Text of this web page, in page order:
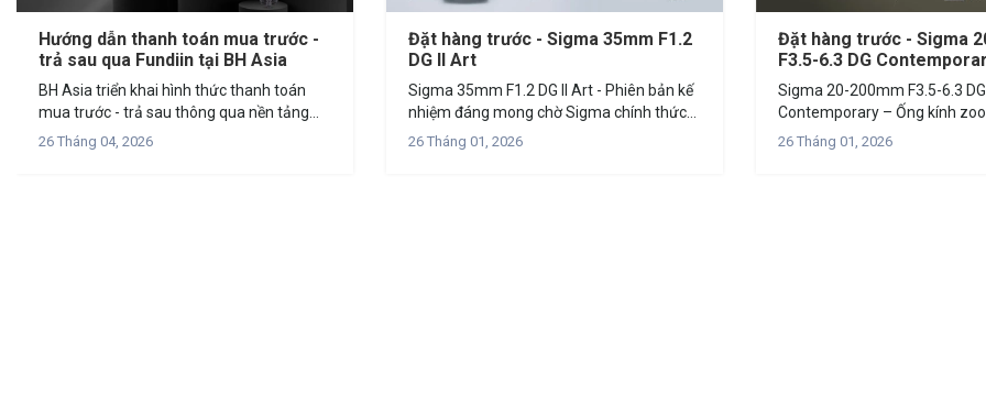
Hướng dẫn thanh toán mua trước -
trả sau qua Fundiin tại BH Asia
BH Asia triển khai hình thức thanh toán
mua trước - trả sau thông qua nền tảng
Fundiin, mang đến giải pháp tài chính linh
26 Tháng 04, 2026
Đặt hàng trước - Sigma 35mm F1.2
DG II Art
Sigma 35mm F1.2 DG II Art - Phiên bản kế
nhiệm đáng mong chờ Sigma chính thức
công bố ra mắt ống kính Sigma 35mm
26 Tháng 01, 2026
Đặt hàng trước - Sigma
F3.5-6.3 DG
Sigma 20-200mm F3.5-6.3 DG |
Contemporary – Ống kính
10x đầu tiên trên thế giới Sở hữu dải tiêu
26 Tháng 01, 2026